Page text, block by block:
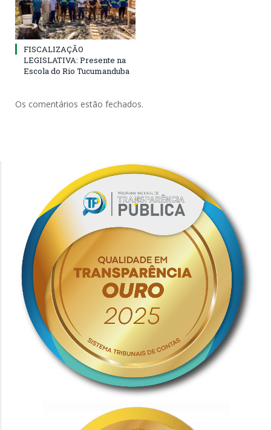
FISCALIZAÇÃO
LEGISLATIVA: Presente na
Escola do Rio Tucumanduba
Os comentários estão fechados.